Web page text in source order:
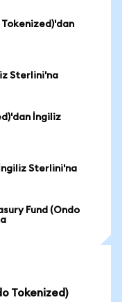
Sterlini'na
İngiliz
Sterlini'na
Fund (Ondo
Tokenized)